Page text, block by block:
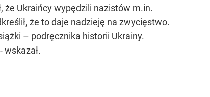
że Ukraińcy wypędzili nazistów m.in.
że to daje nadzieję na zwycięstwo.
– podręcznika historii Ukrainy.
wskazał.